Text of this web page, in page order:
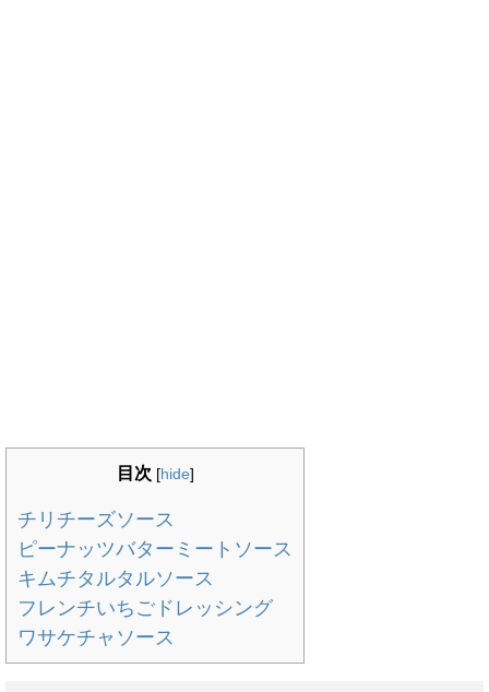
目次 [hide]
チリチーズソース
ピーナッツバターミートソース
キムチタルタルソース
フレンチいちごドレッシング
ワサケチャソース